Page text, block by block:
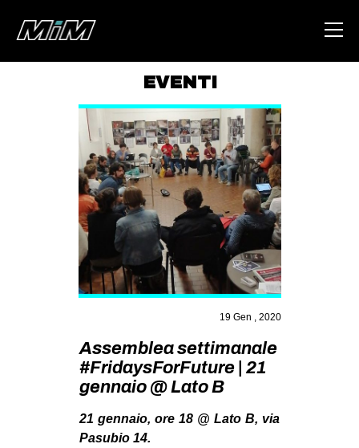
ABOUT
AREA
DEGENERAZIONE
GAZA FREESTYLE
CSOA LAMBRETTA
MSM
MILANO
MOBILITAZIONI
SPAZI
EVENTI
19 Gen , 2020
Assemblea settimanale
#FridaysForFuture | 21
gennaio @ Lato B
21 gennaio, ore 18 @ Lato B, via
Pasubio 14.